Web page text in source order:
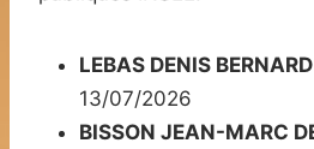
LEBAS DENIS
13/07/2026
BISSON JEAN-MARC